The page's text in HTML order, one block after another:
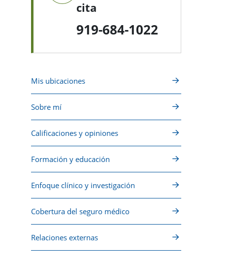
cita
919-684-1022
Mis ubicaciones
Sobre mí
Calificaciones y opiniones
Formación y educación
Enfoque clínico y investigación
Cobertura del seguro médico
Relaciones externas